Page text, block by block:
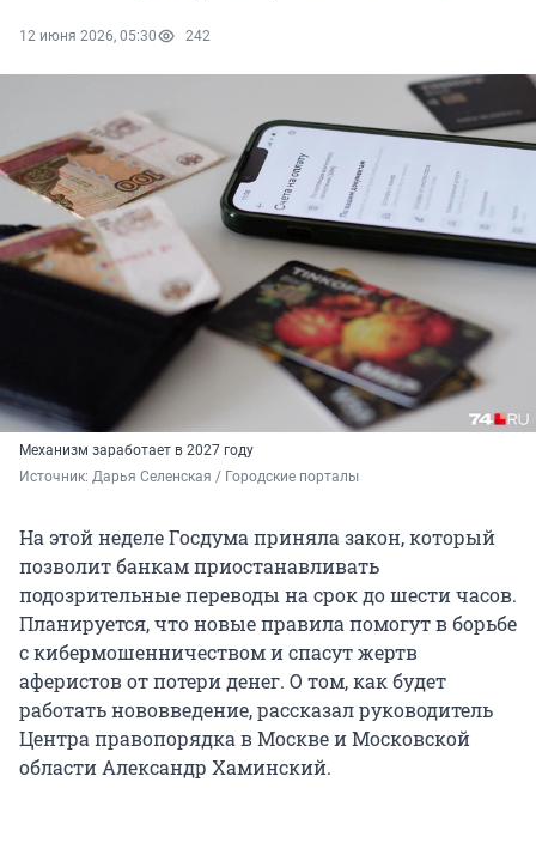
12 июня 2026, 05:30 242
Механизм заработает в 2027 году
Источник: Дарья Селенская / Городские порталы
На этой неделе Госдума приняла закон, который
позволит банкам приостанавливать
подозрительные переводы на срок до шести часов.
Планируется, что новые правила помогут в борьбе
с кибермошенничеством и спасут жертв
аферистов от потери денег. О том, как будет
работать нововведение, рассказал руководитель
Центра правопорядка в Москве и Московской
области Александр Хаминский.